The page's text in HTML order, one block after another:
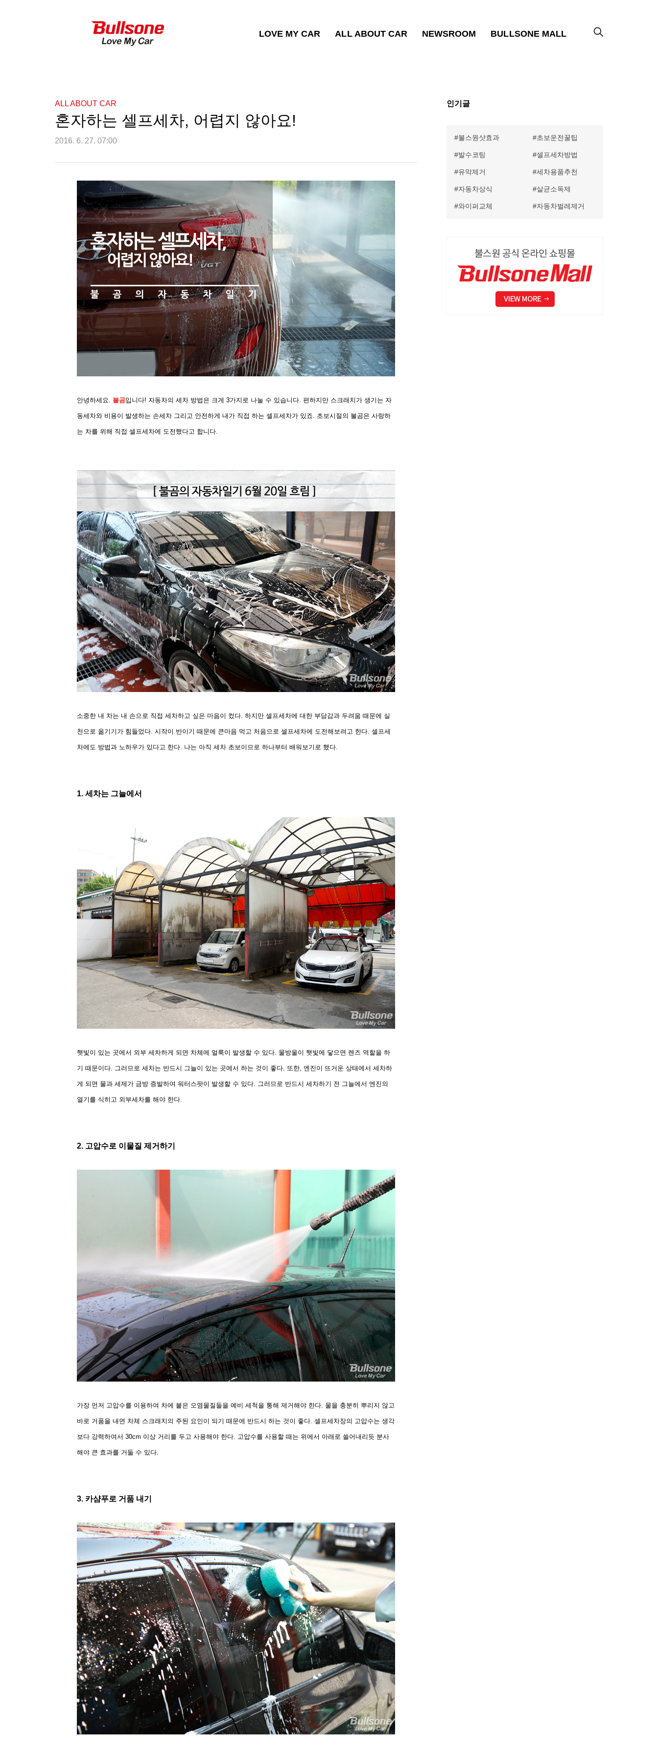
LOVE MY CAR ALL ABOUT CAR NEWSROOM BULLSONE MALL
ALL ABOUT CAR
혼자하는 셀프세차, 어렵지 않아요!
2016. 6. 27. 07:00
안녕하세요. 불곰입니다! 자동차의 세차 방법은 크게 3가지로 나눌 수 있습니다. 편하지만 스크래치가 생기는 자
동세차와 비용이 발생하는 손세차 그리고 안전하게 내가 직접 하는 셀프세차가 있죠. 초보시절의 불곰은 사랑하
는 차를 위해 직접 셀프세차에 도전했다고 합니다.
소중한 내 차는 내 손으로 직접 세차하고 싶은 마음이 컸다. 하지만 셀프세차에 대한 부담감과 두려움 때문에 실
천으로 옮기기가 힘들었다. 시작이 반이기 때문에 큰마음 먹고 처음으로 셀프세차에 도전해보려고 한다. 셀 프세
차에도 방법과 노하우가 있다고 한다. 나는 아직 세차 초보이므로 하나부터 배워보기로 했다.
1. 세차는 그늘에서
햇빛이 있는 곳에서 외부 세차하게 되면 차체에 얼룩이 발생할 수 있다. 물방울이 햇빛에 닿으면 렌즈 역할을 하
기 때문이다. 그러므로 세차는 반드시 그늘이 있는 곳에서 하는 것이 좋다. 또한, 엔진이 뜨거운 상태에서 세차하
게 되면 물과 세제가 금방 증발하여 워터스팟이 발생할 수 있다. 그러므로 반드시 세차하기 전 그늘에서 엔진의
열기를 식히고 외부세차를 해야 한다.
2. 고압수로 이물질 제거하기
가장 먼저 고압수를 이용하여 차에 붙은 오염물질들을 예비 세척을 통해 제거해야 한다. 물을 충분히 뿌리지 않고
바로 거품을 내면 차체 스크래치의 주된 요인이 되기 때문에 반드시 하는 것이 좋다. 셀프세차장의 고압수는 생각
보다 강력하여서 30cm 이상 거리를 두고 사용해야 한다. 고압수를 사용할 때는 위에서 아래로 쓸어내리듯 분사
해야 큰 효과를 거둘 수 있다.
3. 카샴푸로 거품 내기
인기글
불스원샷효과 초보운전꿀팁
발수코팅 셀프세차방법
유막제거 세차용품추천
자동차상식 살균소독제
와이퍼교체 자동차벌레제거